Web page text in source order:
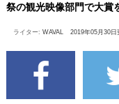
で大賞を受賞！
祭の観光映像部門で大賞
ライター: WAVAL 2019年05月30日